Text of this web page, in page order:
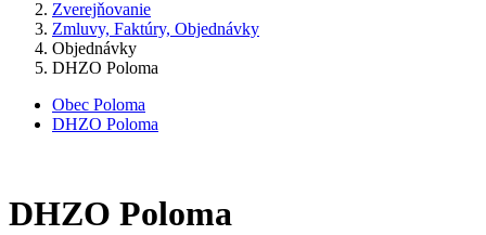
Zverejňovanie
Zmluvy, Faktúry, Objednávky
Objednávky
DHZO Poloma
Obec Poloma
DHZO Poloma
DHZO Poloma